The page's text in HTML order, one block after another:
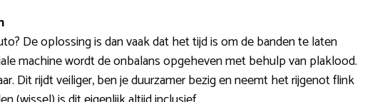
De oplossing is dan vaak dat het tijd is om de banden te laten
machine wordt de onbalans opgeheven met behulp van plaklood.
Dit rijdt veiliger, ben je duurzamer bezig en neemt het rijgenot flink